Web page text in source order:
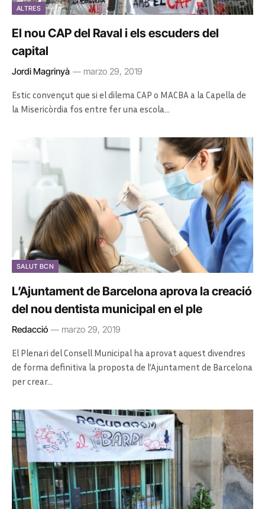
ALTRES
El nou CAP del Raval i els escuders del
capital
Jordi Magrinyà marzo 29, 2019
Estic convençut que si el dilema CAP o MACBA a la Capella de
la Misericòrdia fos entre fer una escola…
SALUT BCN
L’Ajuntament de Barcelona aprova la creació
del nou dentista municipal en el ple
Redacció marzo 29, 2019
El Plenari del Consell Municipal ha aprovat aquest divendres
de forma definitiva la proposta de l’Ajuntament de Barcelona
per crear…